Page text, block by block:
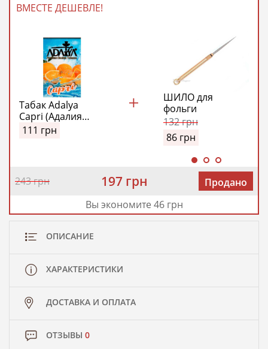
ВМЕСТЕ ДЕШЕВЛЕ!
Табак Adalya
Capri (Адалия
Капри)
111 грн
ШИЛО для
фольги
132грн
86 грн
243 грн 197 грн
Продано
Вы экономите 46 грн
ОПИСАНИЕ
ХАРАКТЕРИСТИКИ
ДОСТАВКА И ОПЛАТА
ОТЗЫВЫ 0